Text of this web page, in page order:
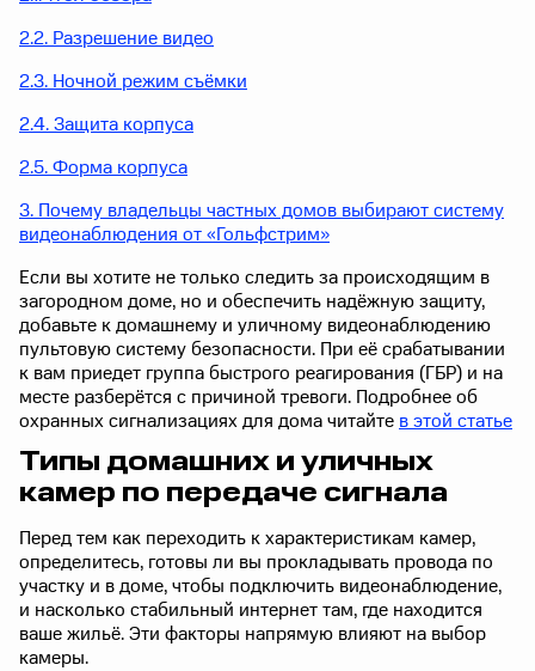
2.2. Разрешение видео
2.3. Ночной режим съёмки
2.4. Защита корпуса
2.5. Форма корпуса
3. Почему владельцы частных домов выбирают систему
видеонаблюдения от «Гольфстрим»
Если вы хотите не только следить за происходящим в
загородном доме, но и обеспечить надёжную защиту,
добавьте к домашнему и уличному видеонаблюдению
пультовую систему безопасности. При её срабатывании
к вам приедет группа быстрого реагирования (ГБР) и на
месте разберётся с причиной тревоги. Подробнее об
охранных сигнализациях для дома читайте в этой статье
Типы домашних и уличных
камер по передаче сигнала
Перед тем как переходить к характеристикам камер,
определитесь, готовы ли вы прокладывать провода по
участку и в доме, чтобы подключить видеонаблюдение,
и насколько стабильный интернет там, где находится
ваше жильё. Эти факторы напрямую влияют на выбор
камеры.